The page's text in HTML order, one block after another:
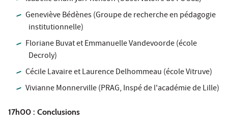
Geneviève Bédènes (Groupe de recherche en pédagogie
institutionnelle)
Floriane Buvat et Emmanuelle Vandevoorde (école
Decroly)
Cécile Lavaire et Laurence Delhommeau (école Vitruve)
Vivianne Monnerville (PRAG, Inspé de l'académie de Lille)
17h00 : Conclusions